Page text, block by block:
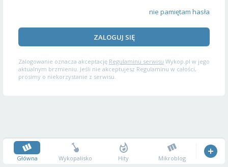
nie pamiętam hasła
ZALOGUJ SIĘ
Zalogowanie oznacza akceptację Regulaminu serwisu Wykop.pl w jego
aktualnym brzmieniu. Jeśli nie akceptujesz Regulaminu w całości,
prosimy o niekorzystanie z serwisu.
Główna Wykopalisko Hity Mikroblog